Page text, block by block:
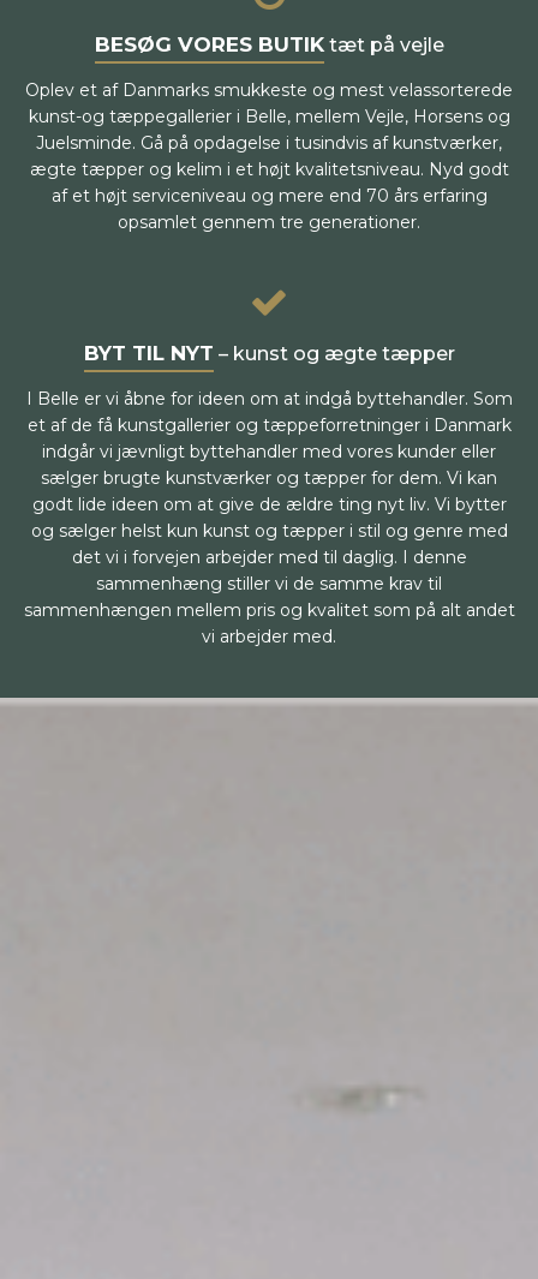
BESØG VORES BUTIKtæt på vejle
Oplev et af Danmarks smukkeste og mest velassorterede
kunst-og tæppegallerier i Belle, mellem Vejle, Horsens og
Juelsminde. Gå på opdagelse i tusindvis af kunstværker,
ægte tæpper og kelim i et højt kvalitetsniveau. Nyd godt
af et højt serviceniveau og mere end 70 års erfaring
opsamlet gennem tre generationer.
BYT TIL NYT – kunst og ægte tæpper
I Belle er vi åbne for ideen om at indgå byttehandler. Som
et af de få kunstgallerier og tæppeforretninger i Danmark
indgår vi jævnligt byttehandler med vores kunder eller
sælger brugte kunstværker og tæpper for dem. Vi kan
godt lide ideen om at give de ældre ting nyt liv. Vi bytter
og sælger helst kun kunst og tæpper i stil og genre med
det vi i forvejen arbejder med til daglig. I denne
sammenhæng stiller vi de samme krav til
sammenhængen mellem pris og kvalitet som på alt andet
vi arbejder med.